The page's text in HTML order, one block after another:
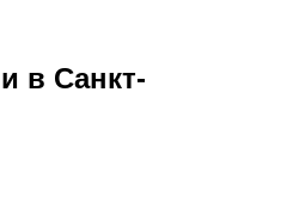
в Санкт-